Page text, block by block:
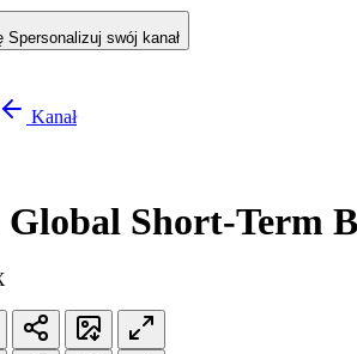
Spersonalizuj swój kanał
Kanał
Short-Term